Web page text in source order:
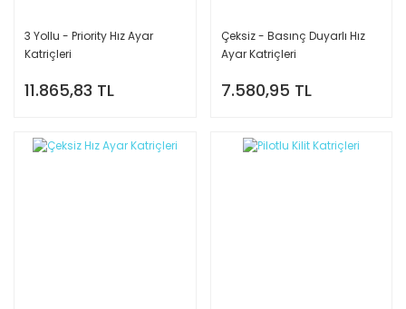
3 Yollu - Priority Hız Ayar
Katriçleri
11.865,83 TL
Çeksiz - Basınç Duyarlı Hız
Ayar Katriçleri
7.580,95 TL